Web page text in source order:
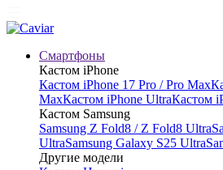
Смартфоны
Кастом iPhone
Кастом iPhone 17 Pro / Pro Max
MaxКастом iPhone UltraКастом
Кастом Samsung
Samsung Z Fold8 / Z Fold8 Ultra
UltraSamsung Galaxy S25 Ultra
Другие модели